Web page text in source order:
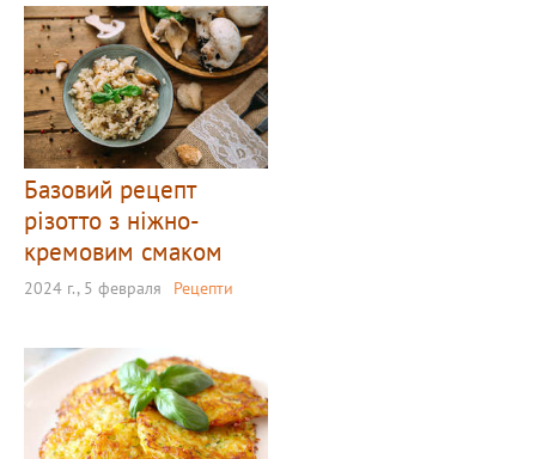
Базовий рецепт
різотто з ніжно-
кремовим смаком
2024 г., 5 февраля Рецепти